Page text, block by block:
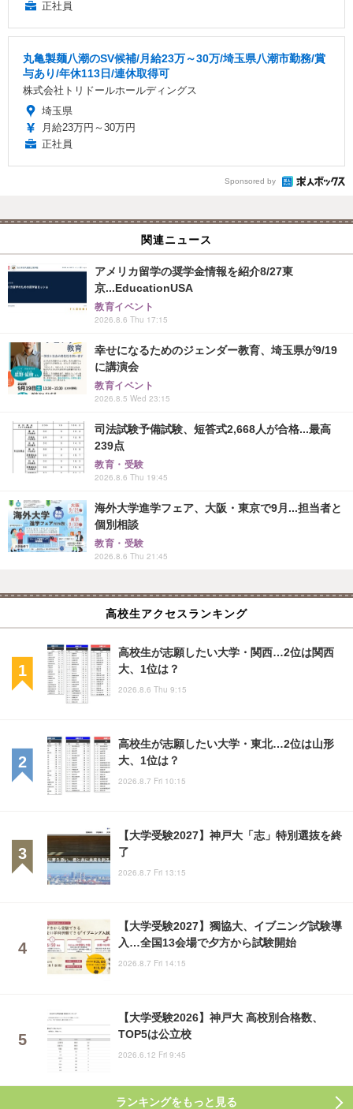
正社員
丸亀製麺八潮のSV候補/月給23万～30万/埼玉県八潮市勤務/賞
与あり/年休113日/連休取得可
株式会社トリドールホールディングス
埼玉県
月給23万円～30万円
正社員
Sponsored by
関連ニュース
アメリカ留学の奨学金情報を紹介8/27東
京...EducationUSA
教育イベント
2026.8.6 Thu 17:15
幸せになるためのジェンダー教育、埼玉県が9/19
に講演会
教育イベント
2026.8.5 Wed 23:15
司法試験予備試験、短答式2,668人が合格...最高
239点
教育・受験
2026.8.6 Thu 19:45
海外大学進学フェア、大阪・東京で9月...担当者と
個別相談
教育・受験
2026.8.6 Thu 21:45
高校生アクセスランキング
高校生が志願したい大学・関西…2位は関西
大、1位は？
2026.8.6 Thu 9:15
高校生が志願したい大学・東北…2位は山形
大、1位は？
2026.8.7 Fri 10:15
【大学受験2027】神戸大「志」特別選抜を終
了
2026.8.7 Fri 13:15
【大学受験2027】獨協大、イブニング試験導
入…全国13会場で夕方から試験開始
2026.8.7 Fri 14:15
【大学受験2026】神戸大 高校別合格数、
TOP5は公立校
2026.6.12 Fri 9:45
ランキングをもっと見る